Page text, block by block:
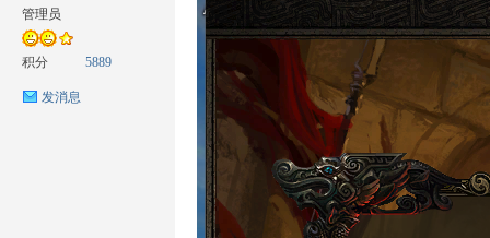
管理员
积分 5889
发消息